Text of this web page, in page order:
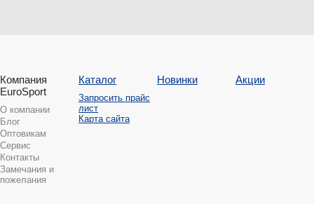
Компания
EuroSport
О компании
Блог
Оптовикам
Сервис
Контакты
Замечания и
пожелания
Каталог
Запросить прайс
лист
Карта сайта
Новинки Акции